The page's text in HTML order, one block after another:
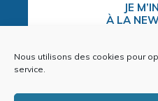
Nous utilisons des cookies pour
service.
JE
À LA